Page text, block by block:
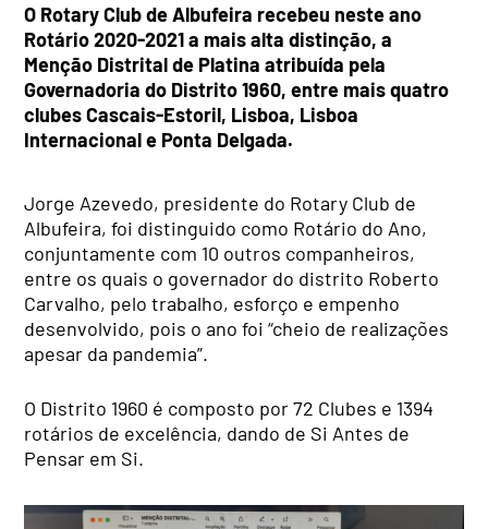
O Rotary Club de Albufeira recebeu neste ano
Rotário 2020-2021 a mais alta distinção, a
Menção Distrital de Platina atribuída pela
Governadoria do Distrito 1960, entre mais quatro
clubes Cascais-Estoril, Lisboa, Lisboa
Internacional e Ponta Delgada.
Jorge Azevedo, presidente do Rotary Club de
Albufeira, foi distinguido como Rotário do Ano,
conjuntamente com 10 outros companheiros,
entre os quais o governador do distrito Roberto
Carvalho, pelo trabalho, esforço e empenho
desenvolvido, pois o ano foi “cheio de realizações
apesar da pandemia”.
O Distrito 1960 é composto por 72 Clubes e 1394
rotários de excelência, dando de Si Antes de
Pensar em Si.